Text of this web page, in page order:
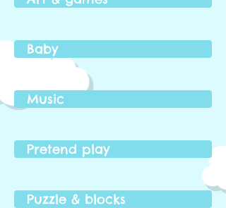
Baby
Music
Pretend play
Puzzle & blocks